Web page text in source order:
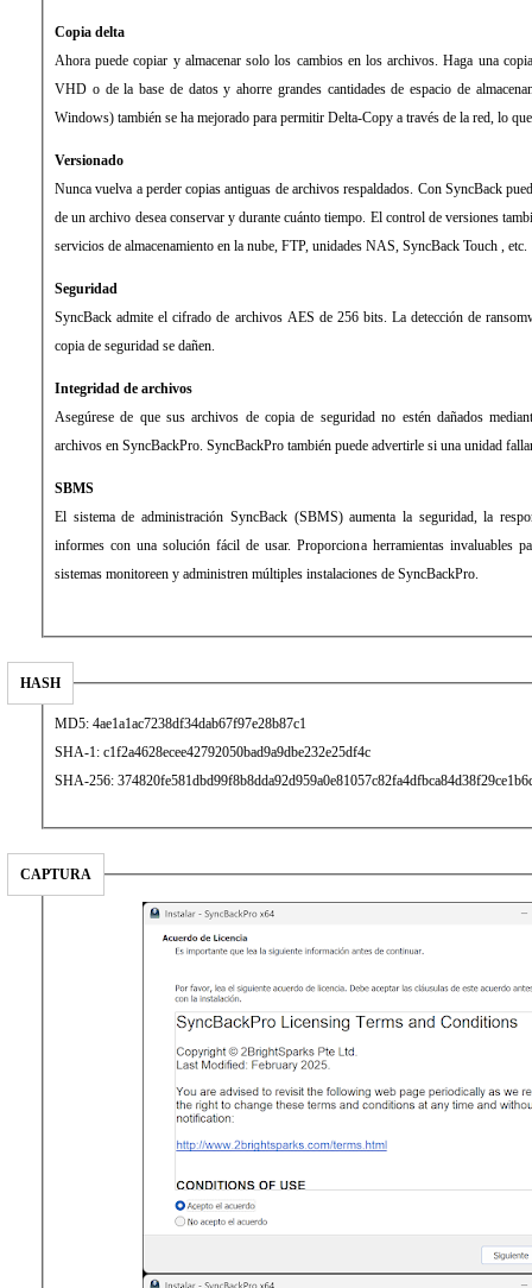
Copia delta
Ahora puede copiar y almacenar solo los cambios en los archivos. Haga una
VHD o de la base de datos y ahorre grandes cantidades de espacio de
Windows) también se ha mejorado para permitir Delta-Copy a través de la red, lo
Versionado
Nunca vuelva a perder copias antiguas de archivos respaldados. Con SyncBack
de un archivo desea conservar y durante cuánto tiempo. El control de versiones
servicios de almacenamiento en la nube, FTP, unidades NAS, SyncBack Touch , etc.
Seguridad
SyncBack admite el cifrado de archivos AES de 256 bits. La detección de
copia de seguridad se dañen.
Integridad de archivos
Asegúrese de que sus archivos de copia de seguridad no estén dañados
archivos en SyncBackPro. SyncBackPro también puede advertirle si una unidad
SBMS
El sistema de administración SyncBack (SBMS) aumenta la seguridad, la
informes con una solución fácil de usar. Proporciona herramientas invaluables
sistemas monitoreen y administren múltiples instalaciones de SyncBackPro.
HASH
MD5: 4ae1a1ac7238df34dab67f97e28b87c1
SHA-1: c1f2a4628ecee42792050bad9a9dbe232e25df4c
SHA-256:
CAPTURA